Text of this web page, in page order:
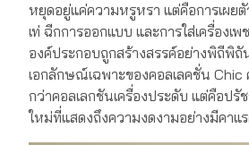
หยุดอยู่แค่ความหรูหรา แต่คือการเผย
เท่ ฉีกการออกแบบ และการใส่เครื่องเ
องค์ประกอบถูกสร้างสรรค์อย่างพิถีพิถั
เอกลักษณ์เฉพาะของคอลเลคชั่น Chic
กว่าคอลเลกชันเครื่องประดับ แต่คือป
ใหม่ที่แสดงถึงความงดงามอย่างมีคาแร